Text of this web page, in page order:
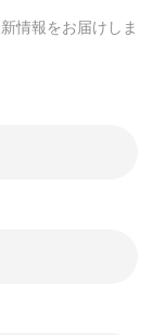
情報をお届けしま